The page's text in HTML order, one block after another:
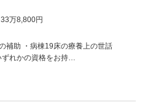
万8,800円
補助 ・病棟19床の療養上の世話
ずれかの資格をお持…